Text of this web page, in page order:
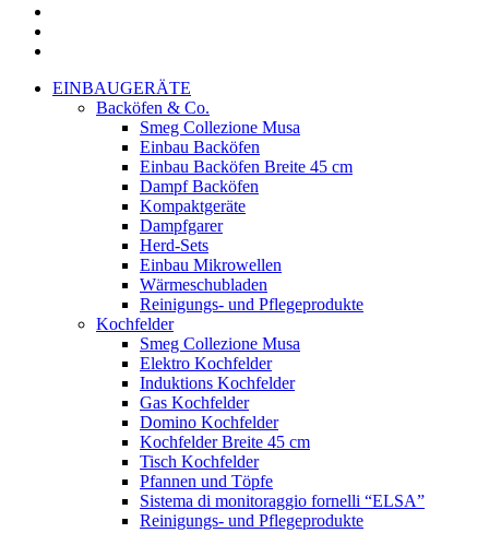
Menu
Close
EINBAUGERÄTE
Backöfen & Co.
Smeg Collezione Musa
Einbau Backöfen
Einbau Backöfen Breite 45 cm
Dampf Backöfen
Kompaktgeräte
Dampfgarer
Herd-Sets
Einbau Mikrowellen
Wärmeschubladen
Reinigungs- und Pflegeprodukte
Kochfelder
Smeg Collezione Musa
Elektro Kochfelder
Induktions Kochfelder
Gas Kochfelder
Domino Kochfelder
Kochfelder Breite 45 cm
Tisch Kochfelder
Pfannen und Töpfe
Sistema di monitoraggio fornelli “ELSA”
Reinigungs- und Pflegeprodukte